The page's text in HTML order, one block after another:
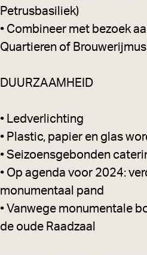
Petrusbasiliek)
• Combineer met bezoek
Quartieren of
DUURZAAMHEID
• Ledverlichting
• Plastic, papier en glas
• Seizoensgebonden
• Op agenda voor 2024:
monumentaal pand
• Vanwege monumentale
de oude Raadzaal